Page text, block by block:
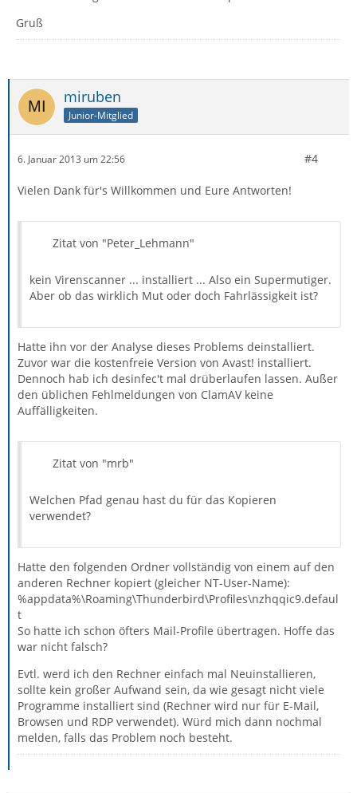
Gruß
miruben
Junior-Mitglied
6. Januar 2013 um 22:56 #4
Vielen Dank für's Willkommen und Eure Antworten!
Zitat von "Peter_Lehmann"
kein Virenscanner ... installiert ... Also ein Supermutiger.
Aber ob das wirklich Mut oder doch Fahrlässigkeit ist?
Hatte ihn vor der Analyse dieses Problems deinstalliert.
Zuvor war die kostenfreie Version von Avast! installiert.
Dennoch hab ich desinfec't mal drüberlaufen lassen. Außer
den üblichen Fehlmeldungen von ClamAV keine
Auffälligkeiten.
Zitat von "mrb"
Welchen Pfad genau hast du für das Kopieren
verwendet?
Hatte den folgenden Ordner vollständig von einem auf den
anderen Rechner kopiert (gleicher NT-User-Name):
%appdata%\Roaming\Thunderbird\Profiles\nzhqqic9.defaul
t
So hatte ich schon öfters Mail-Profile übertragen. Hoffe das
war nicht falsch?
Evtl. werd ich den Rechner einfach mal Neuinstallieren,
sollte kein großer Aufwand sein, da wie gesagt nicht viele
Programme installiert sind (Rechner wird nur für E-Mail,
Browsen und RDP verwendet). Würd mich dann nochmal
melden, falls das Problem noch besteht.